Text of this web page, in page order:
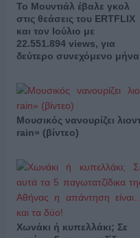
Το Μουντιάλ έβαλε γκολ
στις θεάσεις του ERTFLIX
και τον Ιούλιο με
22.551.894 views, για
δεύτερο συνεχόμενο μήνα
Μουσικός νανουρίζει
rain» (βίντεο)
Χωνάκι ή κυπελλάκι; Σε